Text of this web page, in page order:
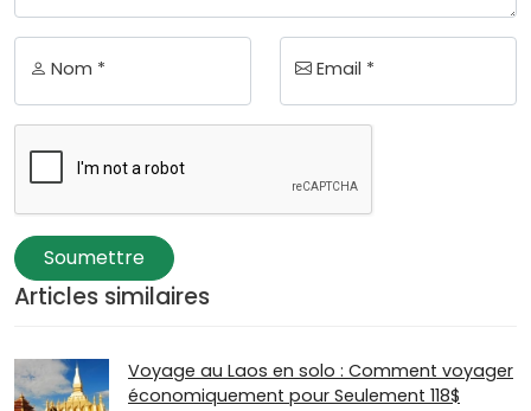
Nom * Email *
Soumettre
Articles similaires
Voyage au Laos en solo : Comment voyager
économiquement pour Seulement 118$